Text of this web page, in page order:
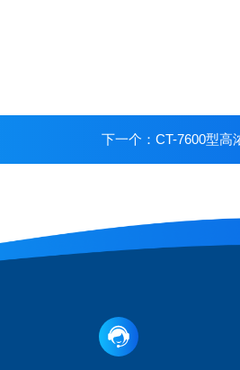
下一个： CT-7600型高